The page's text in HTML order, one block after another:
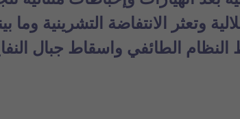
وتعثر الانتفاضة التشرينية
الطائفي واسقاط جبال